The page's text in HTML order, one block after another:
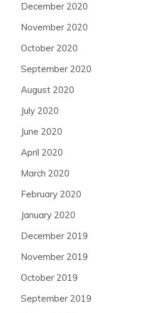
December 2020
November 2020
October 2020
September 2020
August 2020
July 2020
June 2020
April 2020
March 2020
February 2020
January 2020
December 2019
November 2019
October 2019
September 2019